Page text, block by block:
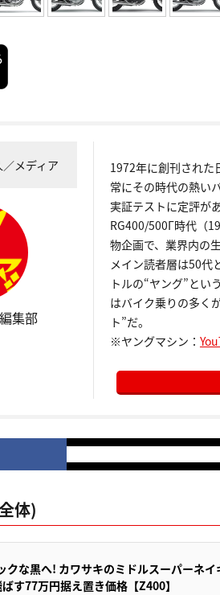
メディア
集部
1972年に創刊された
常にその時代の熱い
実証テストに定評が
RG400/500Γ時代（
物企画で、業界内の
メイン読者層は50代
トルの“ヤング”とい
はバイク乗りの多く
ト”だ。
※ヤングマシン：
体)
クな黒へ! カワサキのミドルスーパーネ
す77万円据え置き価格【Z400】